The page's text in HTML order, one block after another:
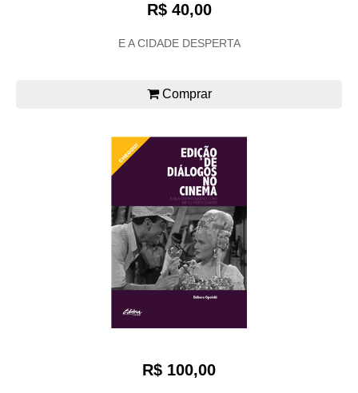
R$ 40,00
E A CIDADE DESPERTA
Comprar
R$ 100,00